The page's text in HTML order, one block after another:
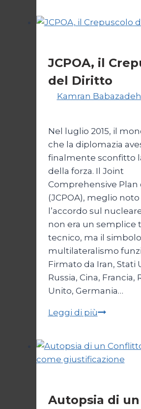
da
JCPOA, il
del Diritto
Kamran Babazadeh
Nel luglio 2015, il
che la diplomazia
finalmente sconfitto
della forza. Il Joint
Comprehensive Plan
(JCPOA), meglio
l’accordo sul
non era un semplice
tecnico, ma il
multilateralismo
Firmato da Iran, Stati
Russia, Cina, Francia,
Unito, Germania…
Leggi di piùJCPOA,
del
Diritto
Autopsia di un